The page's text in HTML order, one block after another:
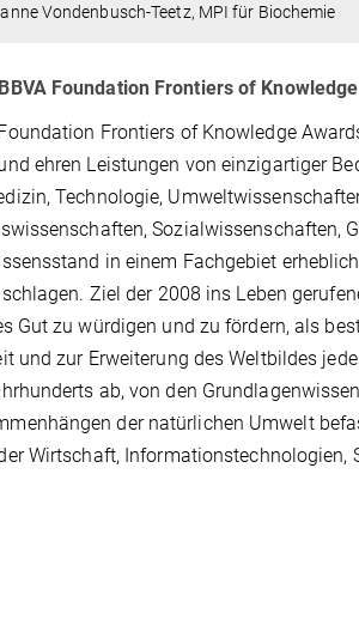
Vondenbusch-Teetz, MPI für Biochemie
Foundation Frontiers of
Frontiers of Knowledge
ehren Leistungen von einzigartiger
Technologie,
Sozialwissenschaften,
in einem Fachgebiet
Ziel der 2008 ins Leben
Gut zu würdigen und zu fördern, als
und zur Erweiterung des Weltbildes
ab, von den
der natürlichen Umwelt
Wirtschaft,